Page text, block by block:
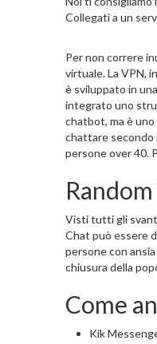
Collegati a un
Per non correre
virtuale. La VPN,
è sviluppato in
integrato uno
chatbot, ma è
chattare secondo
persone over 40.
Visti tutti gli
Chat può essere
persone con
chiusura della
Come
Kik